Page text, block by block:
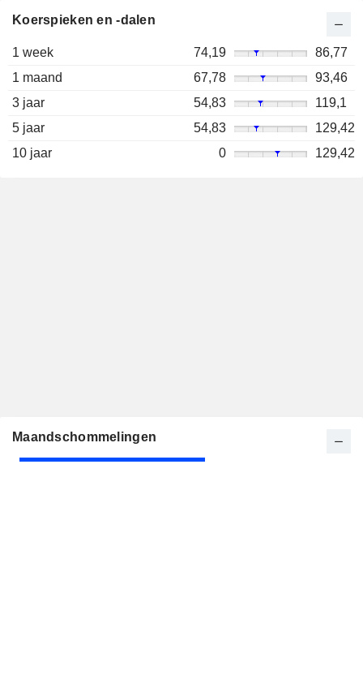
Koerspieken en -dalen
1 week 74,19
86,77
1 maand
67,78
93,46
3 jaar
54,83
119,1
5 jaar
54,83
129,42
10 jaar
0 129,42
Maandschommelingen